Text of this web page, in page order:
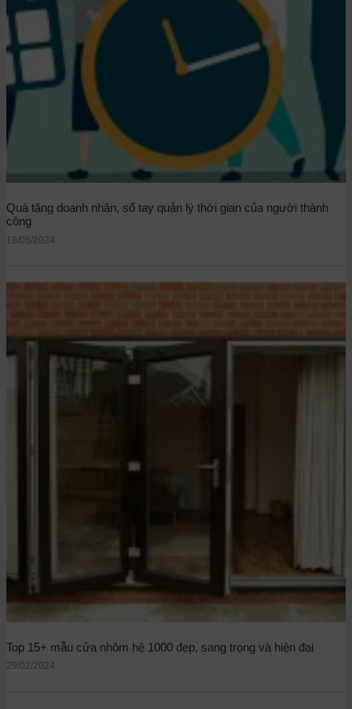
Quà tặng doanh nhân, sổ tay quản lý thời gian của người thành
công
18/05/2024
Top 15+ mẫu cửa nhôm hệ 1000 đẹp, sang trọng và hiện đại
29/02/2024